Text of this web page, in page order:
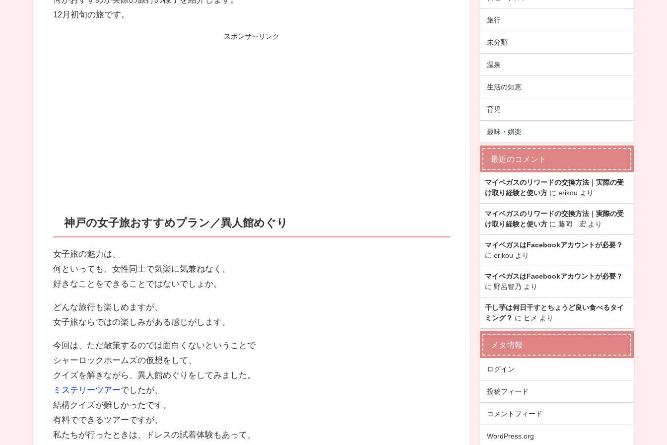
12月初旬の旅です。
スポンサーリンク
神戸の女子旅おすすめプラン／異人館めぐり
女子旅の魅力は、
何といっても、女性同士で気楽に気兼ねなく、
好きなことをできることではないでしょか。
どんな旅行も楽しめますが、
女子旅ならではの楽しみがある感じがします。
今回は、ただ散策するのでは面白くないということで
シャーロックホームズの仮想をして、
クイズを解きながら、異人館めぐりをしてみました。
ミステリーツアーでしたが、
結構クイズが難しかったです。
有料でできるツアーですが、
私たちが行ったときは、ドレスの試着体験もあって、
旅行
未分類
温泉
生活の知恵
育児
趣味・娯楽
最近のコメント
マイベガスのリワードの交換方法｜実際の受
け取り経験と使い方に erikou より
マイベガスのリワードの交換方法｜実際の受
け取り経験と使い方に 藤岡 宏より
マイベガスはFacebookアカウントが必要？
に erikou より
マイベガスはFacebookアカウントが必要？
に 野呂智乃 より
干し芋は何日干すとちょうど良い食べるタイ
ミング？ に ヒメ より
メタ情報
ログイン
投稿フィード
コメントフィード
WordPress.org